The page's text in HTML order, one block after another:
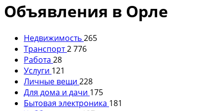
Объявления в Орле
Недвижимость265
Транспорт2 776
Работа 28
Услуги 121
Личные вещи 228
Для дома и дачи 175
Бытовая электроника 181